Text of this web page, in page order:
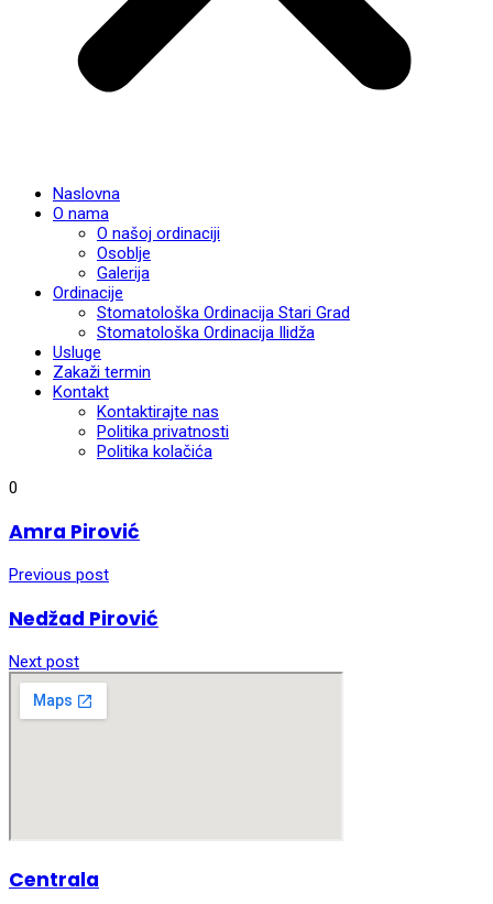
Naslovna
O nama
O našoj ordinaciji
Osoblje
Galerija
Ordinacije
Stomatološka Ordinacija Stari Grad
Stomatološka Ordinacija Ilidža
Usluge
Zakaži termin
Kontakt
Kontaktirajte nas
Politika privatnosti
Politika kolačića
0
Amra Pirović
Previous post
Nedžad Pirović
Next post
Centrala